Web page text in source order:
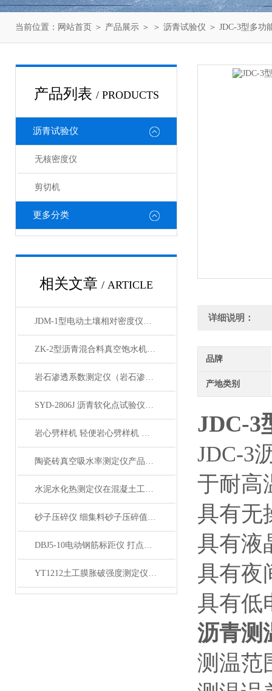
当前位置： 网站首页 ＞ 产品展示 ＞ ＞ 沥青试验仪 ＞ JDC-3型多功
产品列表 / PRODUCTS
沥青试验仪
无核密度仪
剪切机
更多分类
相关文章 / ARTICLE
JDM-1型电动土壤相对密度仪技术参数
ZK-2型沥青混合料真空饱水机产品展示
岩石渗透系数测定仪（岩石渗透仪）产品展示
SYD-2806J 沥青软化点试验仪电脑四路液晶打印展示
岩心劈样机 轻便岩心劈样机 岩芯劈开机产品展示
陶瓷砖真空吸水率测定仪产品展示
水泥水化热测定仪在混凝土工程中的应用
砂子压碎仪 细集料砂子压碎值指标测定仪产品展示
DBJ5-10电动钢筋标距仪 打点机产品展示
YT1212土工膜胀破强度测定仪产品简介
详细说明：
品牌
产地类别
JDC-3
JDC-3
于耐高
具有无
具有液
具有夜
具有低
沥青测
测温范